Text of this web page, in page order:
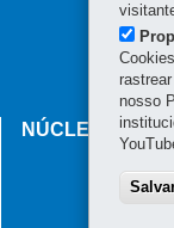
NÚCLEO
nosso